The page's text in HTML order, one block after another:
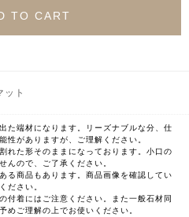
TO CART
ト
た端材になります。リーズナブルな分、仕
性がありますが、ご理解ください。
れた形そのままになっております。小口の
んので、ご了承ください。
る商品もあります。商品画像を確認してい
ださい。
付着にはご注意ください。また一般石材同
めご理解の上でお使いください。